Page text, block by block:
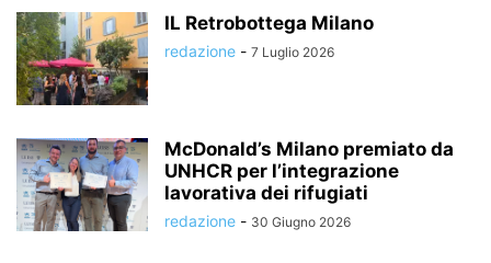
IL Retrobottega Milano
redazione - 7 Luglio 2026
McDonald’s Milano premiato da
UNHCR per l’integrazione
lavorativa dei rifugiati
redazione - 30 Giugno 2026